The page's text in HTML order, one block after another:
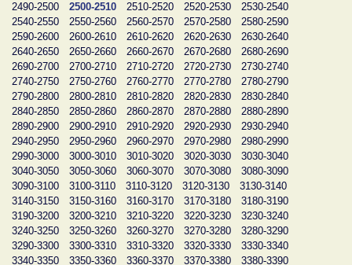
2490-2500
2500-2510 2510-2520 2520-2530
2530-2540
2540-2550
2550-2560 2560-2570 2570-2580
2580-2590
2590-2600
2600-2610 2610-2620 2620-2630
2630-2640
2640-2650
2650-2660 2660-2670 2670-2680
2680-2690
2690-2700
2700-2710 2710-2720 2720-2730
2730-2740
2740-2750
2750-2760 2760-2770 2770-2780
2780-2790
2790-2800
2800-2810 2810-2820 2820-2830
2830-2840
2840-2850
2850-2860 2860-2870 2870-2880
2880-2890
2890-2900
2900-2910 2910-2920 2920-2930
2930-2940
2940-2950
2950-2960 2960-2970 2970-2980
2980-2990
2990-3000
3000-3010 3010-3020 3020-3030
3030-3040
3040-3050
3050-3060 3060-3070 3070-3080
3080-3090
3090-3100
3100-3110 3110-3120 3120-3130
3130-3140
3140-3150
3150-3160 3160-3170 3170-3180
3180-3190
3190-3200
3200-3210 3210-3220 3220-3230
3230-3240
3240-3250
3250-3260 3260-3270 3270-3280
3280-3290
3290-3300
3300-3310 3310-3320 3320-3330
3330-3340
3340-3350
3350-3360 3360-3370 3370-3380
3380-3390